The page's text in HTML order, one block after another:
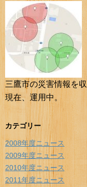
三鷹市の災害情報を
現在、運用中。
カテゴリー
2008年度ニュース
2009年度ニュース
2010年度ニュース
2011年度ニュース